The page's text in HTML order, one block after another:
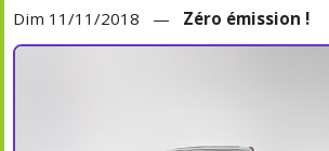
Dim 11/11/2018 — Zéro émission !